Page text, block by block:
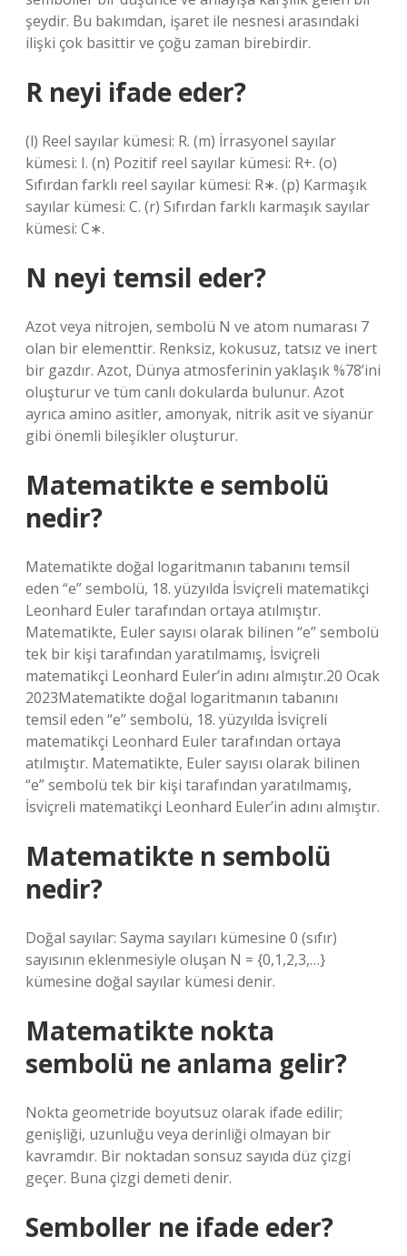
şeydir. Bu bakımdan, işaret ile nesnesi arasındaki
ilişki çok basittir ve çoğu zaman birebirdir.
R neyi ifade eder?
(l) Reel sayılar kümesi: R. (m) İrrasyonel sayılar
kümesi: I. (n) Pozitif reel sayılar kümesi: R+. (o)
Sıfırdan farklı reel sayılar kümesi: R∗. (p) Karmaşık
sayılar kümesi: C. (r) Sıfırdan farklı karmaşık sayılar
kümesi: C∗.
N neyi temsil eder?
Azot veya nitrojen, sembolü N ve atom numarası 7
olan bir elementtir. Renksiz, kokusuz, tatsız ve inert
bir gazdır. Azot, Dünya atmosferinin yaklaşık %78’ini
oluşturur ve tüm canlı dokularda bulunur. Azot
ayrıca amino asitler, amonyak, nitrik asit ve siyanür
gibi önemli bileşikler oluşturur.
Matematikte e sembolü
nedir?
Matematikte doğal logaritmanın tabanını temsil
eden “e” sembolü, 18. yüzyılda İsviçreli matematikçi
Leonhard Euler tarafından ortaya atılmıştır.
Matematikte, Euler sayısı olarak bilinen “e” sembolü
tek bir kişi tarafından yaratılmamış, İsviçreli
matematikçi Leonhard Euler’in adını almıştır.20 Ocak
2023Matematikte doğal logaritmanın tabanını
temsil eden “e” sembolü, 18. yüzyılda İsviçreli
matematikçi Leonhard Euler tarafından ortaya
atılmıştır. Matematikte, Euler sayısı olarak bilinen
“e” sembolü tek bir kişi tarafından yaratılmamış,
İsviçreli matematikçi Leonhard Euler’in adını almıştır.
Matematikte n sembolü
nedir?
Doğal sayılar: Sayma sayıları kümesine 0 (sıfır)
sayısının eklenmesiyle oluşan N = {0,1,2,3,…}
kümesine doğal sayılar kümesi denir.
Matematikte nokta
sembolü ne anlama gelir?
Nokta geometride boyutsuz olarak ifade edilir;
genişliği, uzunluğu veya derinliği olmayan bir
kavramdır. Bir noktadan sonsuz sayıda düz çizgi
geçer. Buna çizgi demeti denir.
Semboller ne ifade eder?